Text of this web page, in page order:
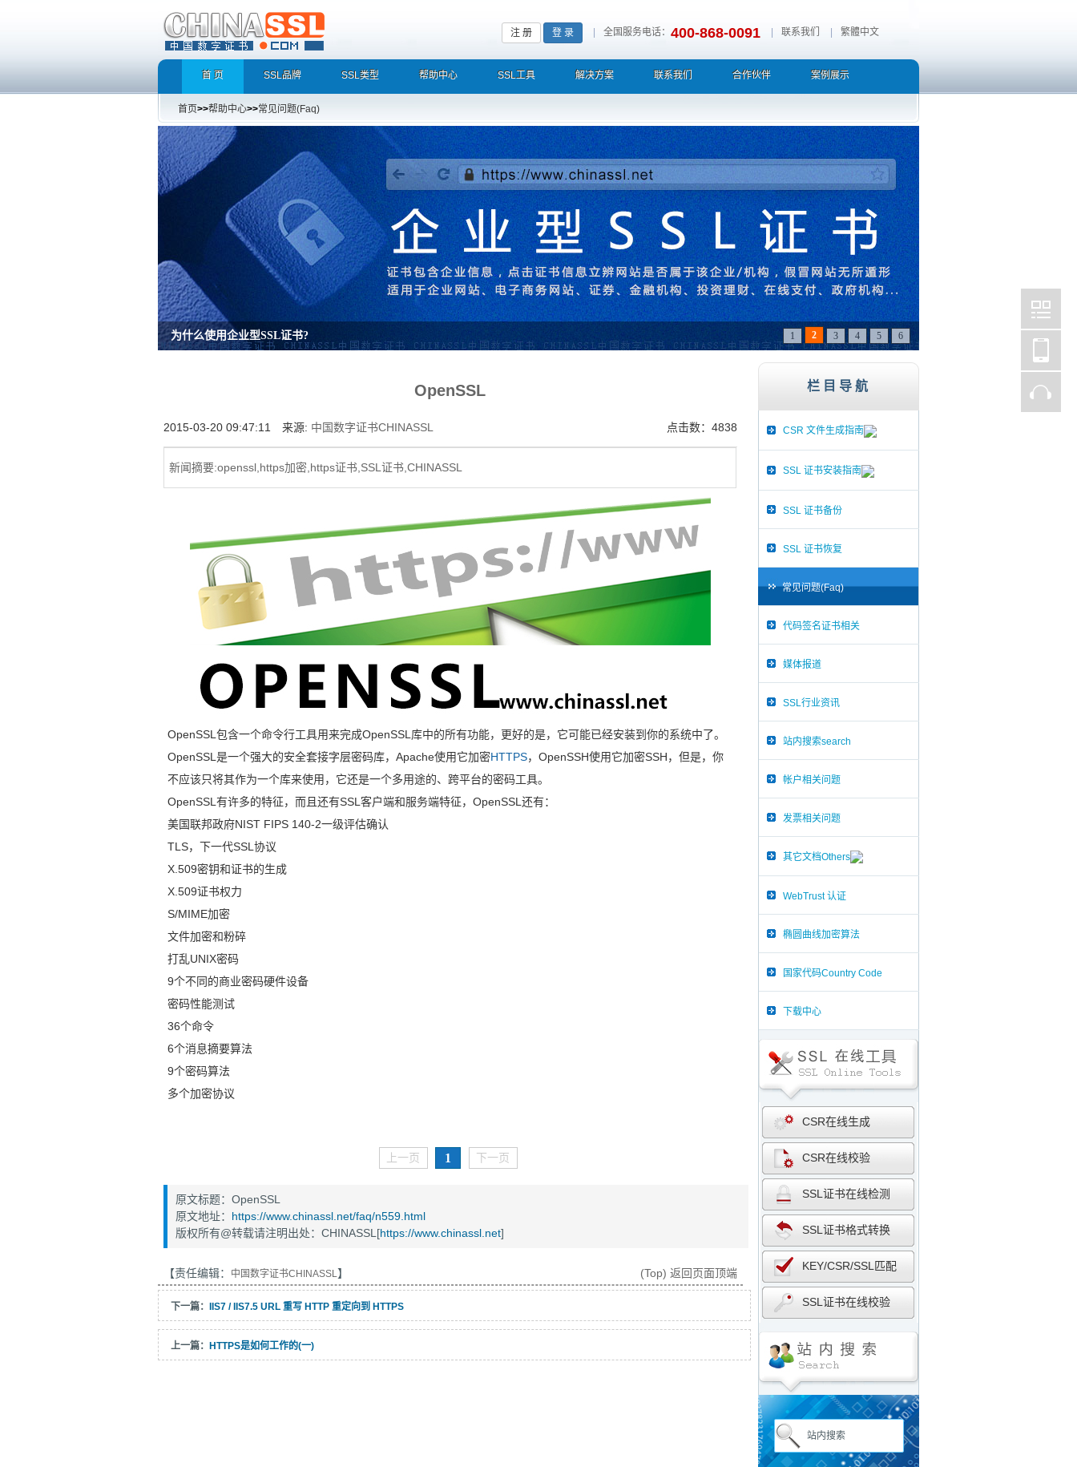
注 册 登 录 全国服务电话： 400-868-0091 联系我们 繁體中文
首 页 SSL品牌 SSL类型 帮助中心 SSL工具 解决方案 联系我们 合作伙伴 案例展示
首页>>帮助中心>>常见问题(Faq)
增强型证书EV SSL，完美支持地址栏显示中文企业名称
增强型证书EV SSL,赛门铁克EV证书,verisign EV SSL证书,完美支持地址栏显示中文企业名称EV SSL品牌,赛门铁克EV证书 Symantec、GeoTrust、Thawte、GlobalSign,服务器证书,256
1 2 3 4 5 6
OpenSSL
点击数：4838
2015-03-20 09:47:11 来源: 中国数字证书CHINASSL
新闻摘要:openssl,https加密,https证书,SSL证书,CHINASSL
OpenSSL包含一个命令行工具用来完成OpenSSL库中的所有功能，更好的是，它可能已经安装到你的系统中了。
OpenSSL是一个强大的安全套接字层密码库，Apache使用它加密HTTPS，OpenSSH使用它加密SSH，但是，你
不应该只将其作为一个库来使用，它还是一个多用途的、跨平台的密码工具。
OpenSSL有许多的特征，而且还有SSL客户端和服务端特征，OpenSSL还有：
美国联邦政府NIST FIPS 140-2一级评估确认
TLS，下一代SSL协议
X.509密钥和证书的生成
X.509证书权力
S/MIME加密
文件加密和粉碎
打乱UNIX密码
9个不同的商业密码硬件设备
密码性能测试
36个命令
6个消息摘要算法
9个密码算法
多个加密协议
上一页 1 下一页
原文标题：OpenSSL
原文地址： https://www.chinassl.net/faq/n559.html
版权所有@转载请注明出处：CHINASSL[https://www.chinassl.net]
【责任编辑： 中国数字证书CHINASSL】 (Top) 返回页面顶端
下一篇： IIS7 / IIS7.5 URL 重写 HTTP 重定向到 HTTPS
上一篇： HTTPS是如何工作的(一)
栏目导航
CSR 文件生成指南
SSL 证书安装指南
SSL 证书备份
SSL 证书恢复
常见问题(Faq)
代码签名证书相关
媒体报道
SSL行业资讯
站内搜索search
帐户相关问题
发票相关问题
其它文档Others
WebTrust 认证
椭圆曲线加密算法
国家代码Country Code
下载中心
CSR在线生成
CSR在线校验
SSL证书在线检测
SSL证书格式转换
KEY/CSR/SSL匹配
SSL证书在线校验